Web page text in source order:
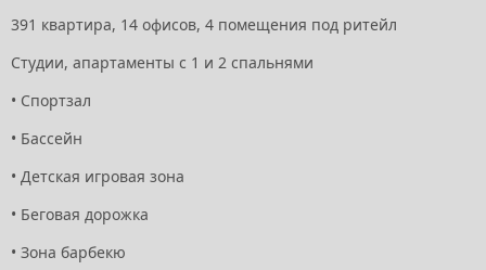
391 квартира, 14 офисов, 4 помещения под ритейл
Студии, апартаменты с 1 и 2 спальнями
• Спортзал
• Бассейн
• Детская игровая зона
• Беговая дорожка
• Зона барбекю